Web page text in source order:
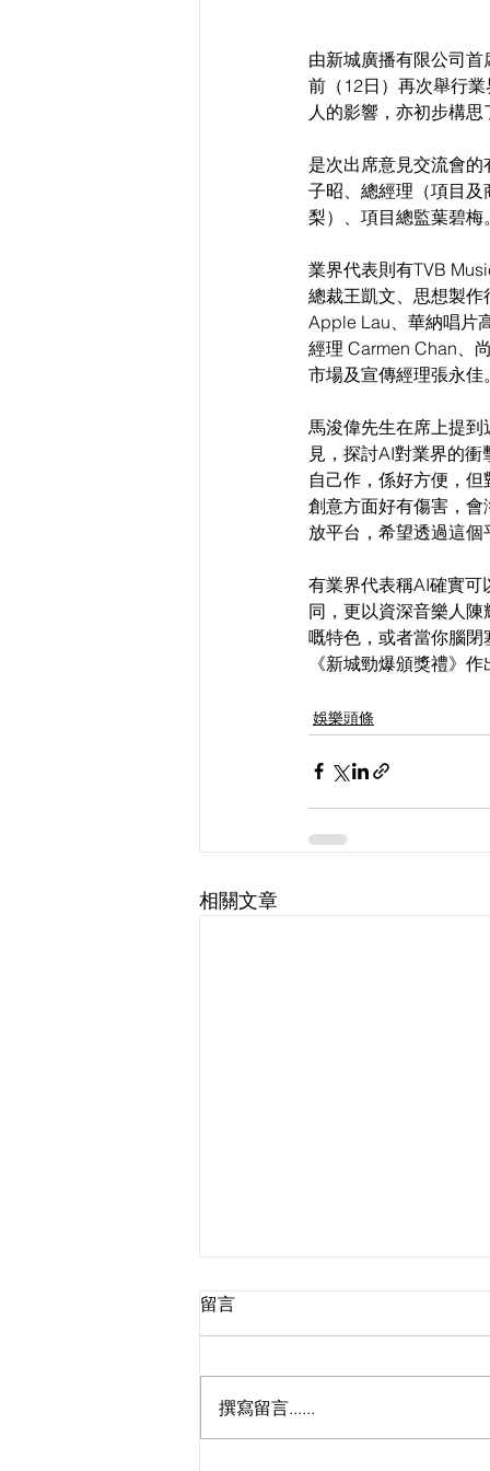
由新城廣播有限公司
前（12日）再次舉行
人的影響，亦初步構
是次出席意見交流會
子昭、總經理（項目
梨）、項目總監葉碧梅
業界代表則有TVB
總裁王凱文、思想製
Apple Lau、華納唱片
經理 Carmen Chan、
市場及宣傳經理張永佳
馬浚偉先生在席上提
見，探討AI對業界的
自己作，係好方便，
創意方面好有傷害，
放平台，希望透過這
有業界代表稱AI確實
同，更以資深音樂人
嘅特色，或者當你腦
《新城勁爆頒獎禮》
娛樂頭條
相關文章
留言
撰寫留言......